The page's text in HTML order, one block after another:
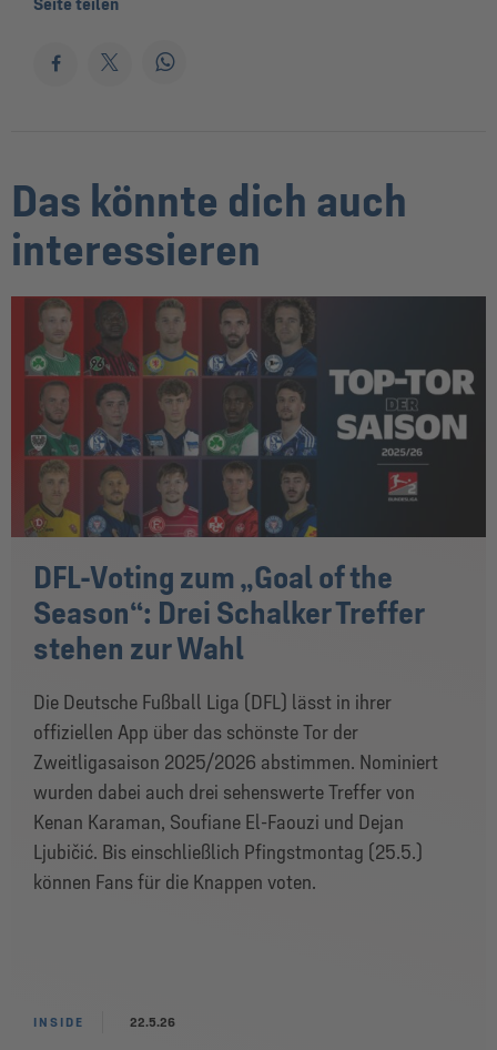
Das könnte dich auch
interessieren
DFL-Voting zum „Goal of the
Season“: Drei Schalker Treffer
stehen zur Wahl
Die Deutsche Fußball Liga (DFL) lässt in ihrer
offiziellen App über das schönste Tor der
Zweitligasaison 2025/2026 abstimmen. Nominiert
wurden dabei auch drei sehenswerte Treffer von
Kenan Karaman, Soufiane El-Faouzi und Dejan
Ljubičić. Bis einschließlich Pfingstmontag (25.5.)
können Fans für die Knappen voten.
INSIDE 22.5.26